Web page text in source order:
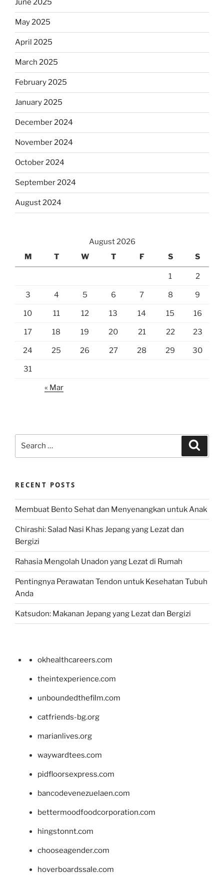
June 2025
May 2025
April 2025
March 2025
February 2025
January 2025
December 2024
November 2024
October 2024
September 2024
August 2024
August 2026
M
T W T F S S
1 2
3 4 5 6 7 8 9
10 11 12 13 14 15 16
17 18 19 20 21 22 23
24 25 26 27 28 29 30
31
« Mar
RECENT POSTS
Membuat Bento Sehat dan Menyenangkan untuk Anak
Chirashi: Salad Nasi Khas Jepang yang Lezat dan
Bergizi
Rahasia Mengolah Unadon yang Lezat di Rumah
Pentingnya Perawatan Tendon untuk Kesehatan Tubuh
Anda
Katsudon: Makanan Jepang yang Lezat dan Bergizi
okhealthcareers.com
theintexperience.com
unboundedthefilm.com
catfriends-bg.org
marianlives.org
waywardtees.com
pidfloorsexpress.com
bancodevenezuelaen.com
bettermoodfoodcorporation.com
hingstonnt.com
chooseagender.com
hoverboardssale.com